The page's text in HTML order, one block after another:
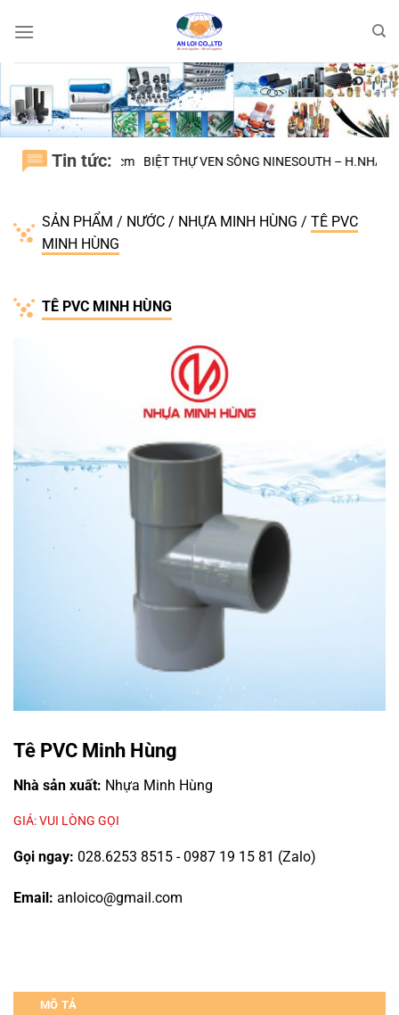
qua
Tin tức:
CHÁNH tphcm BIỆT THỰ VEN SÔNG NINESOUTH – H.NHÀ BÈ Đại
SẢN PHẨM / NƯỚC / NHỰA MINH HÙNG / TÊ PVC
MINH HÙNG
TÊ PVC MINH HÙNG
Tê PVC Minh Hùng
Nhà sản xuất: Nhựa Minh Hùng
GIÁ: VUI LÒNG GỌI
Gọi ngay: 028.6253 8515 - 0987 19 15 81 (Zalo)
Email: anloico@gmail.com
MÔ TẢ